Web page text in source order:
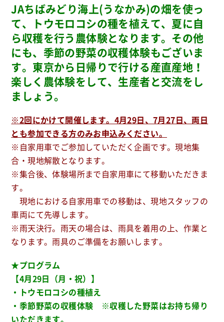
JAちばみどり海上(うなかみ)の畑を使っ
て、トウモロコシの種を植えて、夏に自
ら収穫を行う農体験となります。その他
にも、季節の野菜の収穫体験もございま
す。東京から日帰りで行ける産直産地！
楽しく農体験をして、生産者と交流をし
ましょう。
※2回にかけて開催します。4月29日、7月27日、両日
とも参加できる方のみお申込みください。
※自家用車でご参加していただく企画です。現地集
合・現地解散となります。
※集合後、体験場所まで自家用車にて移動いただきま
す。
現地における自家用車での移動は、現地スタッフの
車両にて先導します。
※雨天決行。雨天の場合は、雨具を着用の上、作業と
なります。雨具のご準備をお願いします。
★プログラム
【4月29日（月・祝）】
・トウモロコシの種植え
・季節野菜の収穫体験 ※収穫した野菜はお持ち帰り
いただきます。